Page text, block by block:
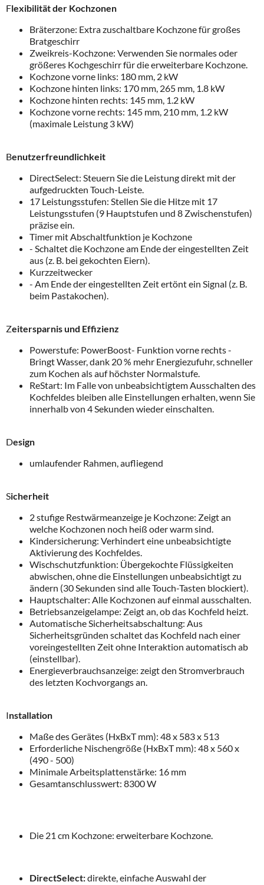
Flexibilität der Kochzonen
Bräterzone: Extra zuschaltbare Kochzone für großes
Bratgeschirr
Zweikreis-Kochzone: Verwenden Sie normales oder
größeres Kochgeschirr für die erweiterbare Kochzone.
Kochzone vorne links: 180 mm, 2 kW
Kochzone hinten links: 170 mm, 265 mm, 1.8 kW
Kochzone hinten rechts: 145 mm, 1.2 kW
Kochzone vorne rechts: 145 mm, 210 mm, 1.2 kW
(maximale Leistung 3 kW)
Benutzerfreundlichkeit
DirectSelect: Steuern Sie die Leistung direkt mit der
aufgedruckten Touch-Leiste.
17 Leistungsstufen: Stellen Sie die Hitze mit 17
Leistungsstufen (9 Hauptstufen und 8 Zwischenstufen)
präzise ein.
Timer mit Abschaltfunktion je Kochzone
- Schaltet die Kochzone am Ende der eingestellten Zeit
aus (z. B. bei gekochten Eiern).
Kurzzeitwecker
- Am Ende der eingestellten Zeit ertönt ein Signal (z. B.
beim Pastakochen).
Zeitersparnis und Effizienz
Powerstufe: PowerBoost- Funktion vorne rechts -
Bringt Wasser, dank 20 % mehr Energiezufuhr, schneller
zum Kochen als auf höchster Normalstufe.
ReStart: Im Falle von unbeabsichtigtem Ausschalten des
Kochfeldes bleiben alle Einstellungen erhalten, wenn Sie
innerhalb von 4 Sekunden wieder einschalten.
Design
umlaufender Rahmen, aufliegend
Sicherheit
2 stufige Restwärmeanzeige je Kochzone: Zeigt an
welche Kochzonen noch heiß oder warm sind.
Kindersicherung: Verhindert eine unbeabsichtigte
Aktivierung des Kochfeldes.
Wischschutzfunktion: Übergekochte Flüssigkeiten
abwischen, ohne die Einstellungen unbeabsichtigt zu
ändern (30 Sekunden sind alle Touch-Tasten blockiert).
Hauptschalter: Alle Kochzonen auf einmal ausschalten.
Betriebsanzeigelampe: Zeigt an, ob das Kochfeld heizt.
Automatische Sicherheitsabschaltung: Aus
Sicherheitsgründen schaltet das Kochfeld nach einer
voreingestellten Zeit ohne Interaktion automatisch ab
(einstellbar).
Energieverbrauchsanzeige: zeigt den Stromverbrauch
des letzten Kochvorgangs an.
Installation
Maße des Gerätes (HxBxT mm): 48 x 583 x 513
Erforderliche Nischengröße (HxBxT mm): 48 x 560 x
(490 - 500)
Minimale Arbeitsplattenstärke: 16 mm
Gesamtanschlusswert: 8300 W
Die 21 cm Kochzone: erweiterbare Kochzone.
DirectSelect:direkte, einfache Auswahl der